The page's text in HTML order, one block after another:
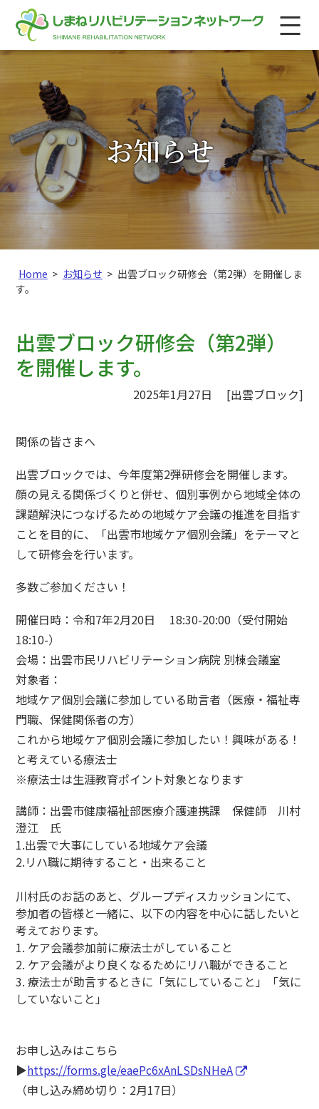
このページの本文へ
メ
ュ
お知らせ
こ
の
ジ
の
位
置:
Home > お知らせ > 出雲ブロック研修会（第2弾）を開催しま
す。
出雲ブロック研修会（第2弾）
を開催します。
2025年1月27日 [出雲ブロック]
関係の皆さまへ
出雲ブロックでは、今年度第2弾研修会を開催します。
顔の見える関係づくりと併せ、個別事例から地域全体の
課題解決につなげるための地域ケア会議の推進を目指す
ことを目的に、「出雲市地域ケア個別会議」をテーマと
して研修会を行います。
多数ご参加ください！
開催日時：令和7年2月20日 18:30-20:00（受付開始
18:10-）
会場：出雲市民リハビリテーション病院 別棟会議室
対象者：
地域ケア個別会議に参加している助言者（医療・福祉専
門職、保健関係者の方）
これから地域ケア個別会議に参加したい！興味がある！
と考えている療法士
※療法士は生涯教育ポイント対象となります
講師：出雲市健康福祉部医療介護連携課 保健師 川村
澄江 氏
1.出雲で大事にしている地域ケア会議
2.リハ職に期待すること・出来ること
川村氏のお話のあと、グループディスカッションにて、
参加者の皆様と一緒に、以下の内容を中心に話したいと
考えております。
1. ケア会議参加前に療法士がしていること
2. ケア会議がより良くなるためにリハ職ができること
3. 療法士が助言するときに「気にしていること」「気に
していないこと」
お申し込みはこちら
▶︎https://forms.gle/eaePc6xAnLSDsNHeA
（申し込み締め切り：2月17日）